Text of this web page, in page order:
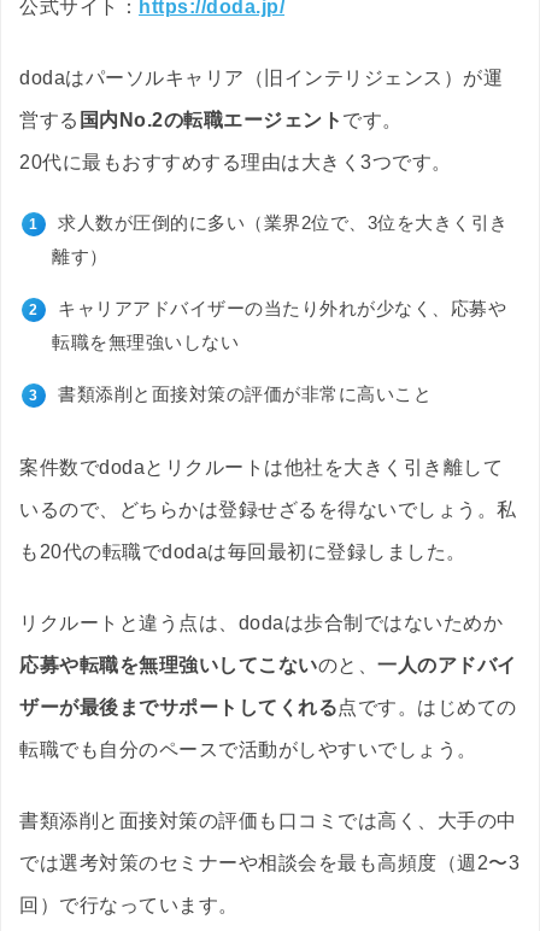
公式サイト： https://doda.jp/
dodaはパーソルキャリア（旧インテリジェンス）が運
営する 国内No.2の転職エージェント です。
20代に最もおすすめする理由は大きく3つです。
求人数が圧倒的に多い（業界2位で、3位を大きく引き
離す）
キャリアアドバイザーの当たり外れが少なく、応募や
転職を無理強いしない
書類添削と面接対策の評価が非常に高いこと
案件数でdodaとリクルートは他社を大きく引き離して
いるので、どちらかは登録せざるを得ないでしょう。私
も20代の転職でdodaは毎回最初に登録しました。
リクルートと違う点は、dodaは歩合制ではないためか
応募や転職を無理強いしてこないのと、 一人のアドバイ
ザーが最後までサポートしてくれる点です。はじめての
転職でも自分のペースで活動がしやすいでしょう。
書類添削と面接対策の評価も口コミでは高く、大手の中
では選考対策のセミナーや相談会を最も高頻度（週2〜3
回）で行なっています。